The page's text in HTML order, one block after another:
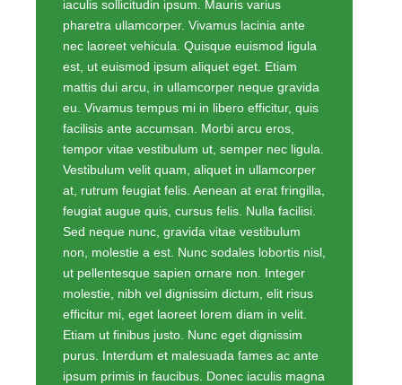
iaculis sollicitudin ipsum. Mauris varius
pharetra ullamcorper. Vivamus lacinia ante
nec laoreet vehicula. Quisque euismod ligula
est, ut euismod ipsum aliquet eget. Etiam
mattis dui arcu, in ullamcorper neque gravida
eu. Vivamus tempus mi in libero efficitur, quis
facilisis ante accumsan. Morbi arcu eros,
tempor vitae vestibulum ut, semper nec ligula.
Vestibulum velit quam, aliquet in ullamcorper
at, rutrum feugiat felis. Aenean at erat fringilla,
feugiat augue quis, cursus felis. Nulla facilisi.
Sed neque nunc, gravida vitae vestibulum
non, molestie a est. Nunc sodales lobortis nisl,
ut pellentesque sapien ornare non. Integer
molestie, nibh vel dignissim dictum, elit risus
efficitur mi, eget laoreet lorem diam in velit.
Etiam ut finibus justo. Nunc eget dignissim
purus. Interdum et malesuada fames ac ante
ipsum primis in faucibus. Donec iaculis magna